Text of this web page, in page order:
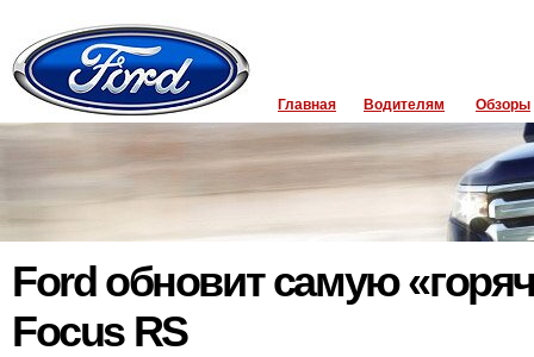
Главная Водителям Обзоры
Ford обновит самую
Focus RS